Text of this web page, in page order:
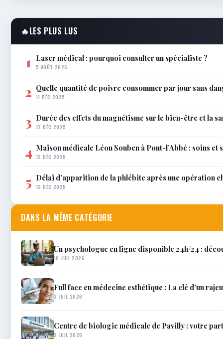
🔥LES PLUS LUS
1 Laser médical : pourquoi consulter un spécialiste ?
5 AOÛT 2026
2 Quelle quantité de poivre consommer par jour sans
11 DÉC 2025
3 Durée des effets du magnétisme sur le bien-être et la
12 DÉC 2025
4 Maison médicale Léon Souben à Pont-l’Abbé : soins et
12 DÉC 2025
5 Délai d’apparition de la phlébite après une opération
13 DÉC 2025
DANS LA MÊME CATÉGORIE
Un psychologue en ligne disponible 24h/24 :
10 JUIL 2026
Full face en médecine esthétique : La clé d’un
3 JUIL 2026
Centre de biologie médicale de Pavilly : votre
2 JUIL 2026